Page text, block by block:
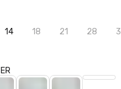
14 18 21 28